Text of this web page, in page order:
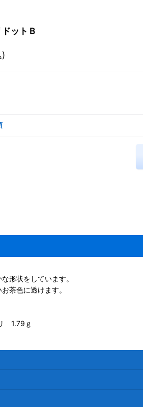
ットＢ
)
形状をしています。
茶色に透けます。
1.79ｇ